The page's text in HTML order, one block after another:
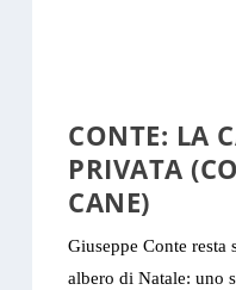
CONTE: LA
PRIVATA
CANE)
Giuseppe Conte
albero di Natale: uno